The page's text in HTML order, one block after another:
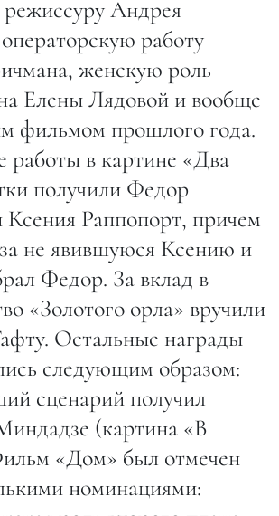
Андрея
работу
женскую роль
Елены Лядовой и вообще
фильмом прошлого года.
работы в картине «Два
получили Федор
Ксения Раппопорт, причем
не явившуюся Ксению и
Федор. За вклад в
«Золотого орла» вручили
Остальные награды
следующим образом:
сценарий получил
(картина «В
«Дом» был отмечен
номинациями: